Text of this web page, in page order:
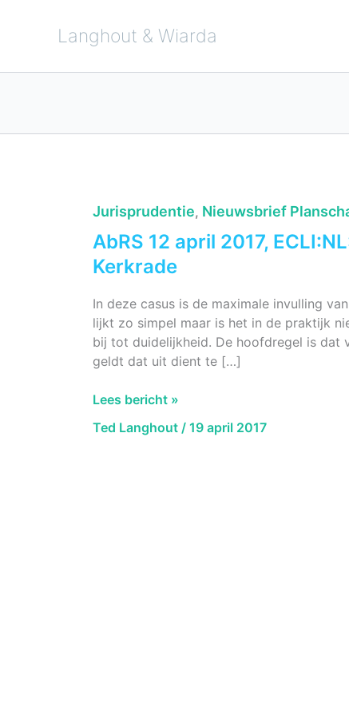
Langhout & Wiarda
Jurisprudentie, Nieuwsbrief
AbRS 12 april 2017,
Kerkrade
In deze casus is de maximale invulling
lijkt zo simpel maar is het in de praktijk
bij tot duidelijkheid. De hoofdregel is dat
geldt dat uit dient te […]
AbRS
april
Lees bericht »
Ted Langhout / 19 april 2017